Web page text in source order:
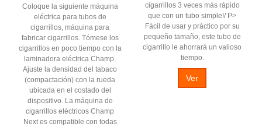
Coloque la siguiente máquina
eléctrica para tubos de
cigarrillos, máquina para
fabricar cigarrillos. Tómese los
cigarrillos en poco tiempo con la
laminadora eléctrica Champ.
Ajuste la densidad del tabaco
(compactación) con la rueda
ubicada en el costado del
dispositivo. La máquina de
cigarrillos eléctricos Champ
Next es compatible con todas
cigarrillos 3 veces más rápido
que con un tubo simple!/ P>
Fácil de usar y práctico por su
pequeño tamaño, este tubo de
cigarrillo le ahorrará un valioso
tiempo.
Ver